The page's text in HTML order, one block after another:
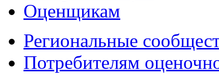
Оценщикам
Региональные
Потребителям